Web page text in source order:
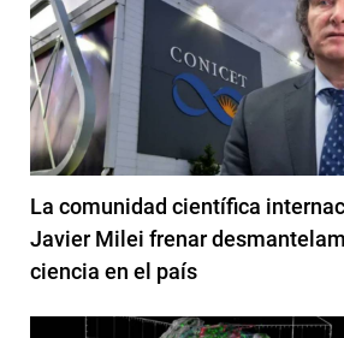
La comunidad científica
Javier Milei frenar
ciencia en el país